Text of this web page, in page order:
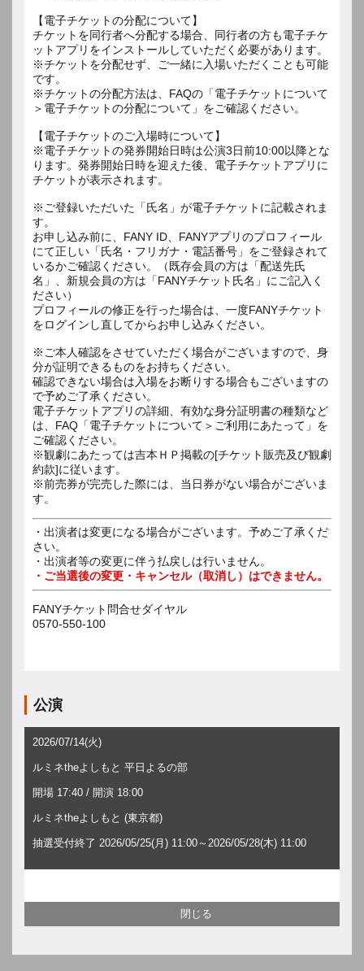
【電子チケットの分配について】
チケットを同行者へ分配する場合、同行者の方も電子チケ
ットアプリをインストールしていただく必要があります。
※チケットを分配せず、ご一緒に入場いただくことも可能
です。
※チケットの分配方法は、FAQの「電子チケットについて
＞電子チケットの分配について」をご確認ください。
【電子チケットのご入場時について】
※電子チケットの発券開始日時は公演3日前10:00以降とな
ります。発券開始日時を迎えた後、電子チケットアプリに
チケットが表示されます。
※ご登録いただいた「氏名」が電子チケットに記載されま
す。
お申し込み前に、FANY ID、FANYアプリのプロフィール
にて正しい「氏名・フリガナ・電話番号」をご登録されて
いるかご確認ください。（既存会員の方は「配送先氏
名」、新規会員の方は「FANYチケット氏名」にご記入く
ださい）
プロフィールの修正を行った場合は、一度FANYチケット
をログインし直してからお申し込みください。
※ご本人確認をさせていただく場合がございますので、身
分が証明できるものをお持ちください。
確認できない場合は入場をお断りする場合もございますの
で予めご了承ください。
電子チケットアプリの詳細、有効な身分証明書の種類など
は、FAQ「電子チケットについて＞ご利用にあたって」を
ご確認ください。
※観劇にあたっては吉本ＨＰ掲載の[チケット販売及び観劇
約款]に従います。
※前売券が完売した際には、当日券がない場合がございま
す。
・出演者は変更になる場合がございます。予めご了承くだ
さい。
・出演者等の変更に伴う払戻しは行いません。
・ご当選後の変更・キャンセル（取消し）はできません。
FANYチケット問合せダイヤル
0570-550-100
公演
2026/07/14(火)
ルミネtheよしもと 平日よるの部
開場 17:40 / 開演 18:00
ルミネtheよしもと (東京都)
抽選受付終了 2026/05/25(月) 11:00～2026/05/28(木) 11:00